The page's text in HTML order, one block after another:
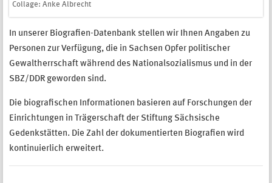
Collage: Anke Albrecht
In unserer Biografien-Datenbank stellen wir Ihnen Angaben zu
Personen zur Verfügung, die in Sachsen Opfer politischer
Gewaltherrschaft während des Nationalsozialismus und in der
SBZ/DDR geworden sind.
Die biografischen Informationen basieren auf Forschungen der
Einrichtungen in Trägerschaft der Stiftung Sächsische
Gedenkstätten. Die Zahl der dokumentierten Biografien wird
kontinuierlich erweitert.